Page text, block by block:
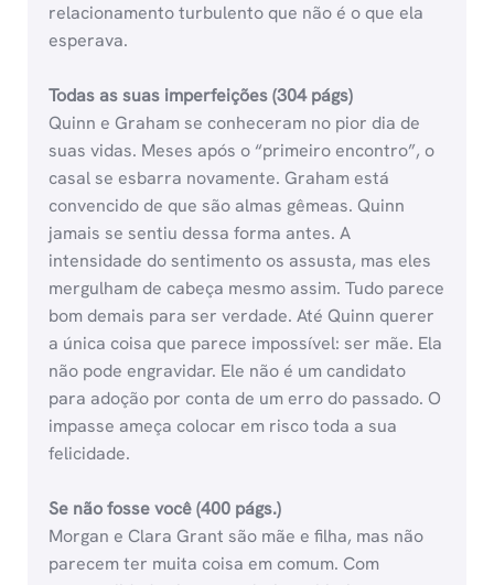
relacionamento turbulento que não é o que ela
esperava.
Todas as suas imperfeições (304 págs)
Quinn e Graham se conheceram no pior dia de
suas vidas. Meses após o “primeiro encontro”, o
casal se esbarra novamente. Graham está
convencido de que são almas gêmeas. Quinn
jamais se sentiu dessa forma antes. A
intensidade do sentimento os assusta, mas eles
mergulham de cabeça mesmo assim. Tudo parece
bom demais para ser verdade. Até Quinn querer
a única coisa que parece impossível: ser mãe. Ela
não pode engravidar. Ele não é um candidato
para adoção por conta de um erro do passado. O
impasse ameça colocar em risco toda a sua
felicidade.
Se não fosse você (400 págs.)
Morgan e Clara Grant são mãe e filha, mas não
parecem ter muita coisa em comum. Com